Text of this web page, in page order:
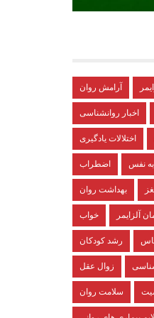
آرامش روان
اخبار روانشناسی
اختلالات یادگیری
اضطراب به نفس
بهداشت روان
خواب آلزایمر
رشد کودکان
زوال عقل
سلامت روان